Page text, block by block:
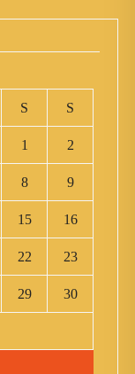
S S
1 2
8 9
15 16
22 23
29 30